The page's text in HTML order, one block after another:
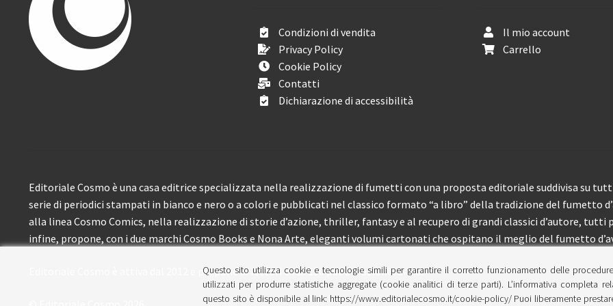
Condizioni di vendita
Privacy Policy
Cookie Policy
Contatti
Dichiarazione di accessibilità
Il mio account
Carrello
Editoriale Cosmo è una casa editrice specializzata nella realizzazione di fumetti con una proposta editoriale suddivisa su
serie di periodici stampati in bianco e nero o a colori e pubblicati nel classico formato “a libro” della tradizione del fumetto
alla linea Cosmo Comics, nella realizzazione di storie d’azione, thriller, fantasy e al recupero di grandi classici d’autore,
infine, propone, con i due marchi Cosmo Books e Nona Arte, eleganti volumi cartonati che ospitano il meglio del fumetto
Editoriale Cosmo è attiva dal 2012 e propone ai lettori circa 150 pubblicazioni l’anno.
Questo sito utilizza cookie e tecnologie simili per garantire il corretto funzionamento delle
utilizzati per produrre statistiche aggregate (cookie analitici di terze parti). L’informativa completa
questo sito è disponibile al link: https://www.editorialecosmo.it/cookie-policy/ Puoi liberamente